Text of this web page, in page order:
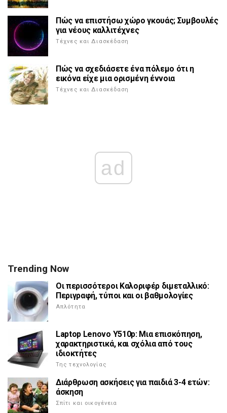
Πώς να επιστήσω χώρο γκουάς; Συμβουλές
για νέους καλλιτέχνες
Τέχνες και Διασκέδαση
Πώς να σχεδιάσετε ένα πόλεμο ότι η
εικόνα είχε μια ορισμένη έννοια
Τέχνες και Διασκέδαση
ad
Trending Now
Οι περισσότεροι Καλοριφέρ διμεταλλικό:
Περιγραφή, τύποι και οι βαθμολογίες
Απλότητα
Laptop Lenovo Y510p: Μια επισκόπηση,
χαρακτηριστικά, και σχόλια από τους
ιδιοκτήτες
Της τεχνολογίας
Διάρθρωση ασκήσεις για παιδιά 3-4 ετών:
άσκηση
Σπίτι και οικογένεια